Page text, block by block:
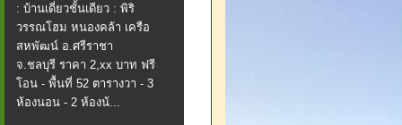
: บ้านเดี่ยวชั้นเดียว : พิริ
วรรณโฮม หนองคล้า เครือ
สหพัฒน์ อ.ศรีราชา
จ.ชลบุรี ราคา 2,xx บาท ฟรี
โอน - พื้นที่ 52 ตารางวา - 3
ห้องนอน - 2 ห้องน้...